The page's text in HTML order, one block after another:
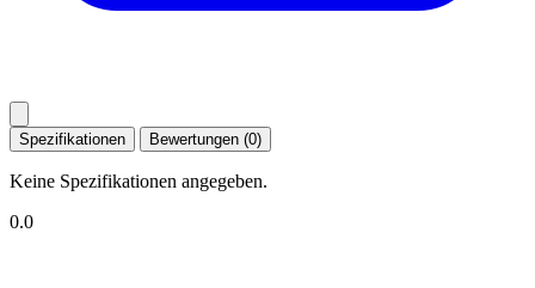
Spezifikationen Bewertungen (0)
Keine Spezifikationen angegeben.
0.0